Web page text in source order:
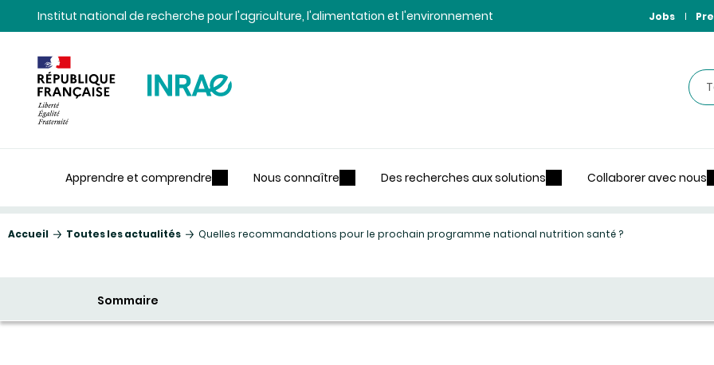
Contenu
Recherche
NavigationInstitut national de recherche pour l'agriculture, l'alimentation et l'environnement Jobs
Apprendre et comprendre Nous connaître Des recherches aux solutions Collaborer avec nous
Accueil Toutes les actualités Quelles recommandations pour le prochain programme national nutrition santé ?
Sommaire